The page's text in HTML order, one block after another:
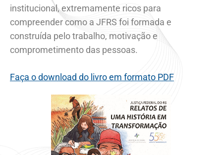
institucional, extremamente ricos para
compreender como a JFRS foi formada e
construída pelo trabalho, motivação e
comprometimento das pessoas.
Faça o download do livro em formato PDF